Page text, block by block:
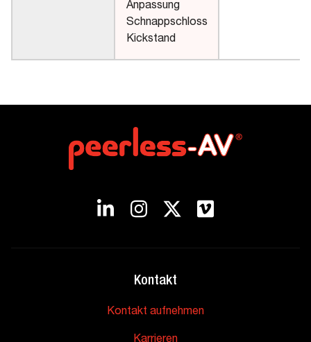
Anpassung
Schnappschloss
Kickstand
Kontakt
Kontakt aufnehmen